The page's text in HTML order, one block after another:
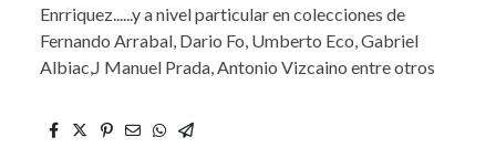
Enrriquez......y a nivel particular en colecciones de
Fernando Arrabal, Dario Fo, Umberto Eco, Gabriel
Albiac,J Manuel Prada, Antonio Vizcaino entre otros